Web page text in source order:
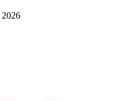
2026